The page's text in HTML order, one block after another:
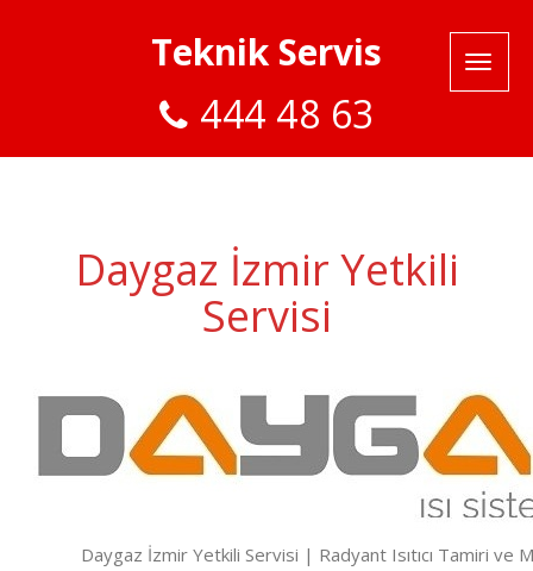
Teknik Servis
444 48 63
Daygaz İzmir Yetkili
Servisi
Daygaz İzmir Yetkili Servisi | Radyant Isıtıcı Tamiri ve